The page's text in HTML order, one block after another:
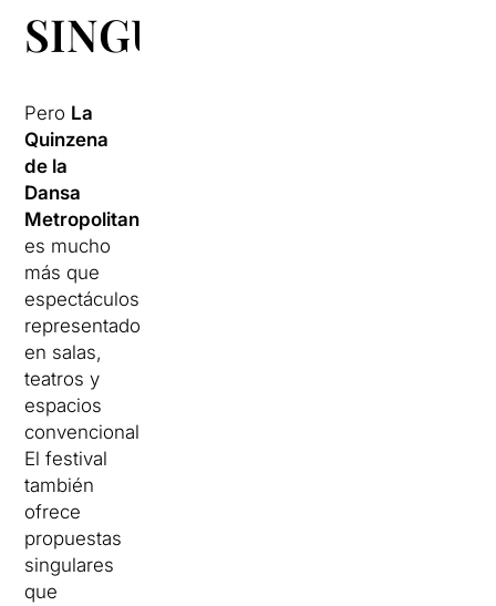
SINGULARES
Pero La
Quinzena
de la
Dansa
Metropolitana
es mucho
más que
espectáculos
representados
en salas,
teatros y
espacios
convencionales.
El festival
también
ofrece
propuestas
singulares
que